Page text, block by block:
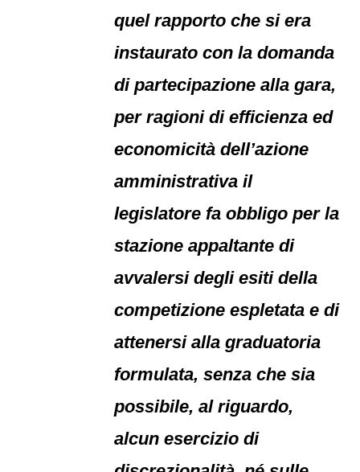
quel rapporto che si era
instaurato con la domanda
di partecipazione alla gara,
per ragioni di efficienza ed
economicità dell’azione
amministrativa il
legislatore fa obbligo per la
stazione appaltante di
avvalersi degli esiti della
competizione espletata e di
attenersi alla graduatoria
formulata, senza che sia
possibile, al riguardo,
alcun esercizio di